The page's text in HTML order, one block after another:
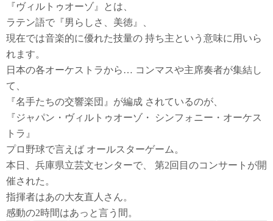
『ヴィルトゥオーゾ』とは、
ラテン語で『男らしさ、美徳』、
現在では音楽的に優れた技量の 持ち主という意味に用いら
れます。
日本の各オーケストラから… コンマスや主席奏者が集結し
て、
『名手たちの交響楽団』が編成 されているのが、
『ジャパン・ヴィルトゥオーゾ・ シンフォニー・オーケス
トラ』
プロ野球で言えば オールスターゲーム。
本日、兵庫県立芸文センターで、 第2回目のコンサートが開
催された。
指揮者はあの大友直人さん。
感動の2時間はあっと言う間。